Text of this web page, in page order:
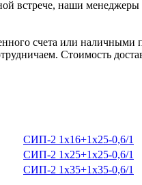
встрече, наши
счета или
Стоимость
СИП-2 1х16+1х25-0,6/1
СИП-2 1х25+1х25-0,6/1
СИП-2 1х35+1х35-0,6/1